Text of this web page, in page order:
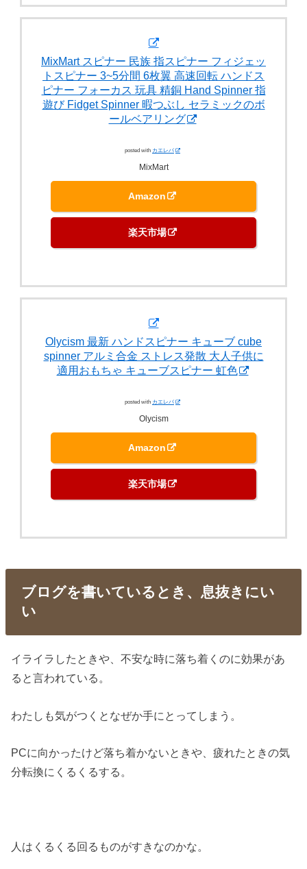
MixMart スピナー 民族 指スピナー フィジェッ
トスピナー 3~5分間 6枚翼 高速回転 ハンドス
ピナー フォーカス 玩具 精銅 Hand Spinner 指
遊び Fidget Spinner 暇つぶし セラミックのボ
ールベアリング
posted with カエレバ
MixMart
Amazon
楽天市場
Olycism 最新 ハンドスピナー キューブ cube
spinner アルミ合金 ストレス発散 大人子供に
適用おもちゃ キューブスピナー 虹色
posted with カエレバ
Olycism
Amazon
楽天市場
ブログを書いているとき、息抜きにい
い
イライラしたときや、不安な時に落ち着くのに効果があ
ると言われている。
わたしも気がつくとなぜか手にとってしまう。
PCに向かったけど落ち着かないときや、疲れたときの気
分転換にくるくるする。
人はくるくる回るものがすきなのかな。